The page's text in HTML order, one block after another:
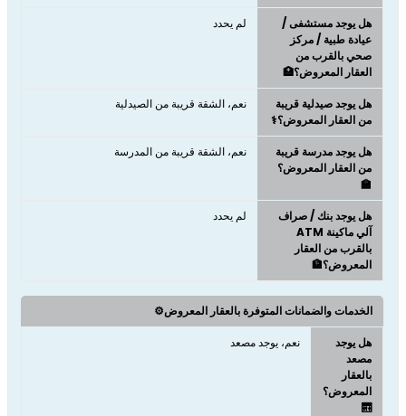
هل يوجد مستشفى /
عيادة طبية / مركز
صحي بالقرب من
العقار المعروض؟🏥
لم يحدد
هل يوجد صيدلية قريبة
من العقار المعروض؟⚕️
نعم، الشقة قريبة من الصيدلية
هل يوجد مدرسة قريبة
من العقار المعروض؟
🏫
نعم، الشقة قريبة من المدرسة
هل يوجد بنك / صراف
آلي ماكينة ATM
بالقرب من العقار
المعروض؟🏦
لم يحدد
الخدمات والضمانات المتوفرة بالعقار المعروض⚙️
هل يوجد
مصعد
بالعقار
المعروض؟
🛗
نعم، يوجد مصعد